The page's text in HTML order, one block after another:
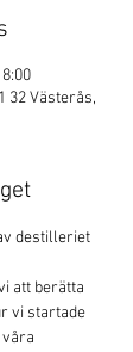
32 Västerås,
destilleriet
att berätta
vi startade